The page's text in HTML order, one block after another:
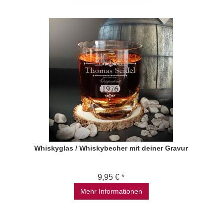
Whiskyglas / Whiskybecher mit deiner Gravur
9,95 € *
Mehr Informationen